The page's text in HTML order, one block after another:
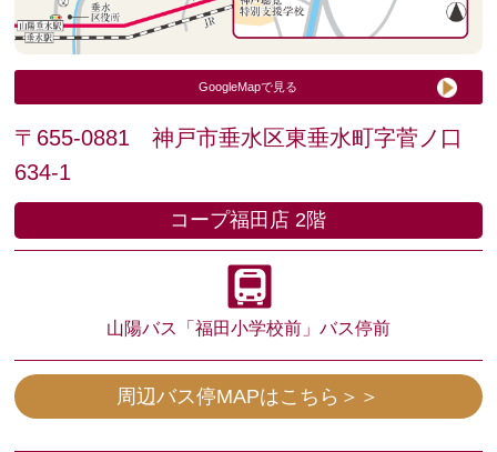
GoogleMapで見る
〒655-0881 神戸市垂水区東垂水町字菅ノ口
634-1
コープ福田店 2階
山陽バス 「福田小学校前」バス停前
周辺バス停MAPはこちら＞＞